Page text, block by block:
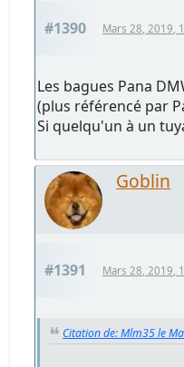
#1390 Mars 28, 2019,
Les bagues Pana
(plus référencé par
Si quelqu'un à un
Goblin
#1391 Mars 28, 2019,
Citation de: Mlm35 le